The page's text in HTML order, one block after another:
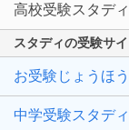
高校受験スタデ
スタディの受験サイ
お受験じょうほう
中学受験スタディ